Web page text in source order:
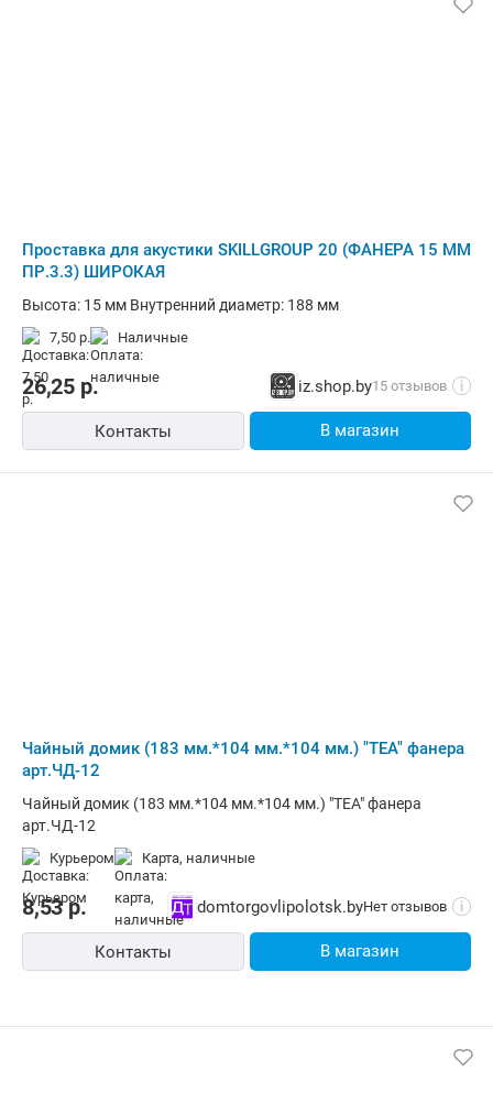
Проставка для акустики SKILLGROUP 20 (ФАНЕРА 15 ММ
ПР.3.3) ШИРОКАЯ
Высота: 15 мм Внутренний диаметр: 188 мм
7,50 р. наличные
26,25 р. iz.shop.by15 отзывов i
Контакты В магазин
Чайный домик (183 мм.*104 мм.*104 мм.) "TEA" фанера
арт.ЧД-12
Чайный домик (183 мм.*104 мм.*104 мм.) "TEA" фанера
арт.ЧД-12
Курьером карта, наличные
8,53р. domtorgovlipolotsk.byНет отзывов i
Контакты В магазин